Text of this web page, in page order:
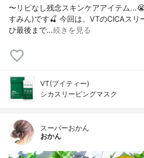
〜リピなし残念スキンケアアイテム
すみん)です🍒 今回は、VTのCICAスリ
ひ最後まで…続きを見る
VT(ブイティー)
シカスリーピングマスク
スーパーおかん
おかん